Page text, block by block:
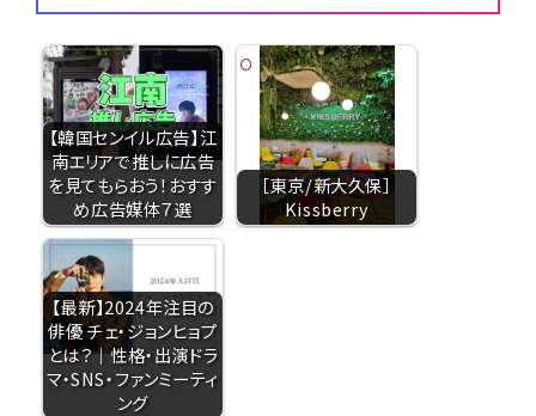
【韓国センイル広告】江
南エリアで推しに広告
を見てもらおう！おすす
め広告媒体７選
［東京/新大久保］
Kissberry
【最新】2024年注目の
俳優 チェ・ジョンヒョプ
とは？｜性格・出演ドラ
マ・SNS・ファンミーティ
ング